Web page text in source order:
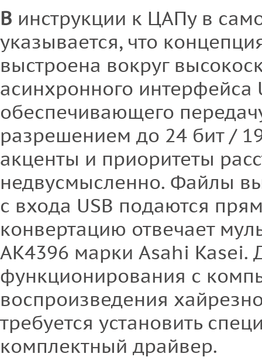
В инструкции к ЦАПу в
указывается, что
выстроена вокруг
асинхронного интерфейса
обеспечивающего
разрешением до 24 бит /
акценты и приоритеты
недвусмысленно. Файлы
с входа USB подаются
конвертацию отвечает
АК4396 марки Asahi Kasei.
функционирования с
воспроизведения
требуется установить
комплектный драйвер.